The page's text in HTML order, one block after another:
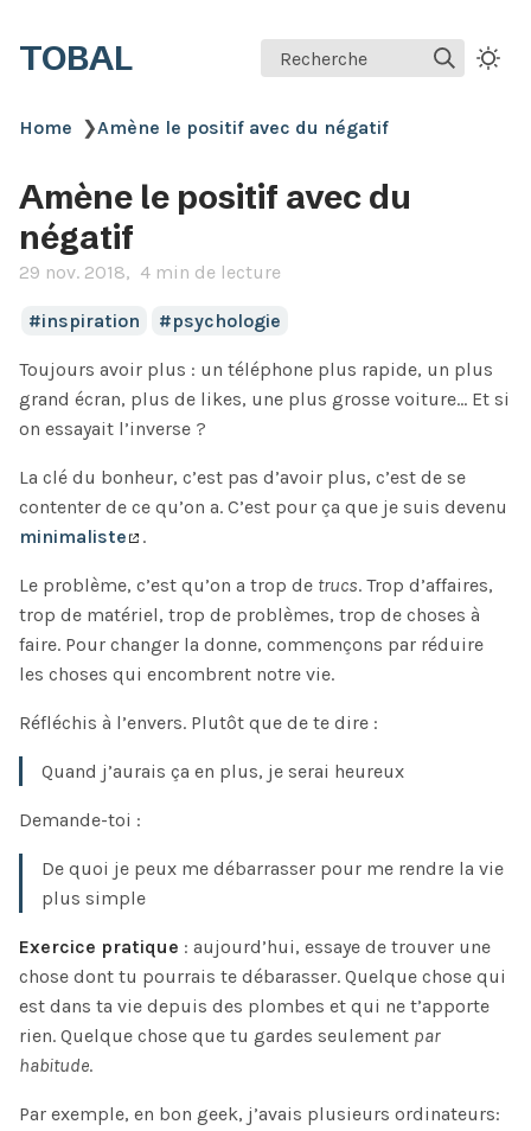
TOBAL Recherche
Home ❯Amène le positif avec du négatif
Amène le positif avec du
négatif
29 nov. 2018 4 min de lecture
inspiration psychologie
Toujours avoir plus : un téléphone plus rapide, un plus
grand écran, plus de likes, une plus grosse voiture… Et si
on essayait l’inverse ?
La clé du bonheur, c’est pas d’avoir plus, c’est de se
contenter de ce qu’on a. C’est pour ça que je suis devenu
minimaliste
.
Le problème, c’est qu’on a trop de trucs. Trop d’affaires,
trop de matériel, trop de problèmes, trop de choses à
faire. Pour changer la donne, commençons par réduire
les choses qui encombrent notre vie.
Réfléchis à l’envers. Plutôt que de te dire :
Quand j’aurais ça en plus, je serai heureux
Demande-toi :
De quoi je peux me débarrasser pour me rendre la vie
plus simple
Exercice pratique : aujourd’hui, essaye de trouver une
chose dont tu pourrais te débarasser. Quelque chose qui
est dans ta vie depuis des plombes et qui ne t’apporte
rien. Quelque chose que tu gardes seulement par
habitude.
Par exemple, en bon geek, j’avais plusieurs ordinateurs: